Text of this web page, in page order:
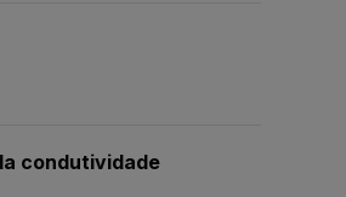
condutividade